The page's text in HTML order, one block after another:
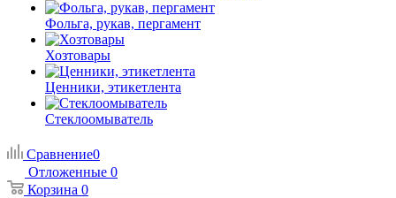
Фольга, рукав, пергамент
Хозтовары
Ценники, этикетлента
Стеклоомыватель
Сравнение0
Отложенные 0
Корзина 0